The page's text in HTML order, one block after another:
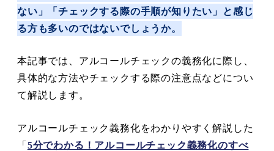
ない」「チェックする際の手順が知りたい」と感じ
る方も多いのではないでしょうか。
本記事では、アルコールチェックの義務化に際し、
具体的な方法やチェックする際の注意点などについ
て解説します。
アルコールチェック義務化をわかりやすく解説した
「 5分でわかる！アルコールチェック義務化のすべ